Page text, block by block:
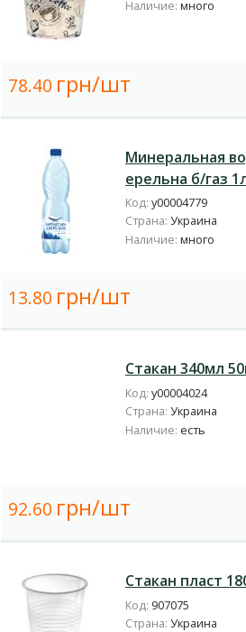
Наличие: много
78.40 грн/шт
Минеральная
ерельна б/газ
Код: у00004779
Страна: Украина
Наличие: много
13.80 грн/шт
Стакан 340мл
Код: у00004024
Страна: Украина
Наличие: есть
92.60 грн/шт
Стакан пласт
Код: 907075
Страна: Украина